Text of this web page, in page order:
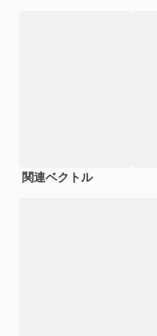
関連ベクトル